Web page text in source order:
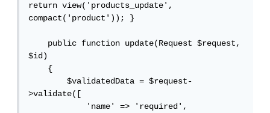
return view('products_update',
compact('product')); }
    public function update(Request $request,
$id)
    {
        $validatedData = $request-
>validate([
            'name' => 'required',